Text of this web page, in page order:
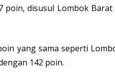
poin, disusul Lombok
yang sama seperti
142 poin.